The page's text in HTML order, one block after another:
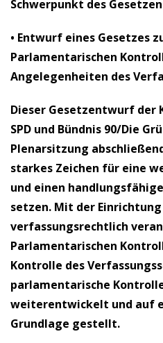
Schwerpunkt des
• Entwurf eines Gesetzes
Parlamentarischen
Angelegenheiten des
Dieser Gesetzentwurf
SPD und Bündnis 90/Die
Plenarsitzung
starkes Zeichen für eine
und einen
setzen. Mit der
verfassungsrechtlich
Parlamentarischen
Kontrolle des
parlamentarische
weiterentwickelt und auf
Grundlage gestellt.